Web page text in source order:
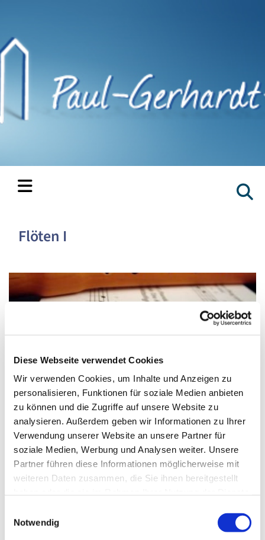
Diese Webseite verwendet Cookies
Wir verwenden Cookies, um Inhalte und Anzeigen zu
personalisieren, Funktionen für soziale Medien anbieten
zu können und die Zugriffe auf unsere Website zu
analysieren. Außerdem geben wir Informationen zu Ihrer
Verwendung unserer Website an unsere Partner für
soziale Medien, Werbung und Analysen weiter. Unsere
Partner führen diese Informationen möglicherweise mit
weiteren Daten zusammen, die Sie ihnen bereitgestellt
Notwendig
Flöten I
© Claudia Hautumm / pixelio.de
Dienstag, 18. August 2026, 15:15 - 16:00
Uhr
Paul-Gerhardt-Kirchengemeinde,